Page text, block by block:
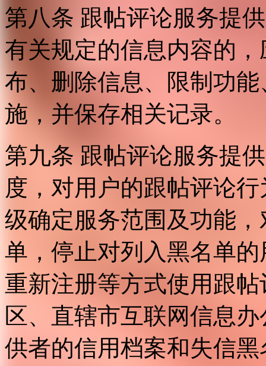
第八条 跟帖评论服务提
有关规定的信息内容的
布、删除信息、限制功
施，并保存相关记录。
第九条 跟帖评论服务提
度，对用户的跟帖评论
级确定服务范围及功能
单，停止对列入黑名单
重新注册等方式使用跟
区、直辖市互联网信息
供者的信用档案和失信